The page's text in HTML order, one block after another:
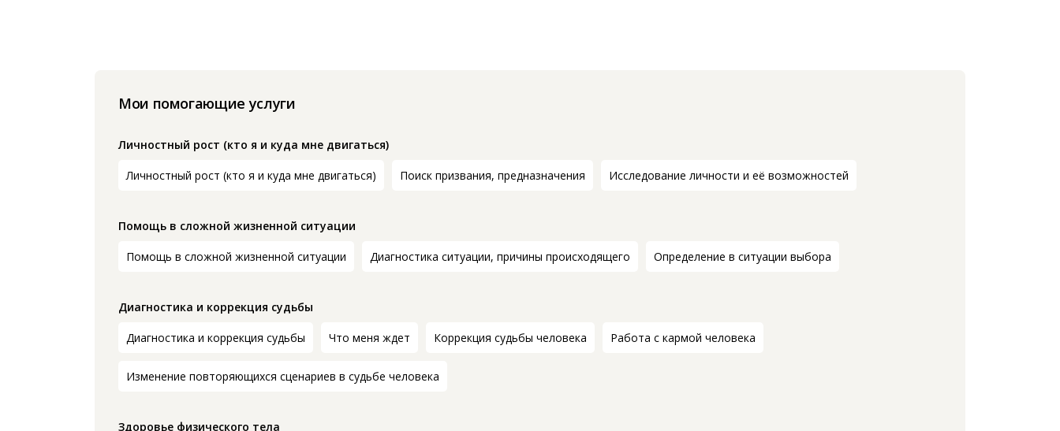
Мои помогающие услуги
Личностный рост (кто я и куда мне двигаться)
Личностный рост (кто я и куда мне двигаться) Поиск призвания, предназначения Исследование личности и её возможностей
Помощь в сложной жизненной ситуации
Помощь в сложной жизненной ситуации Диагностика ситуации, причины происходящего Определение в ситуации выбора
Диагностика и коррекция судьбы
Диагностика и коррекция судьбы Что меня ждет Коррекция судьбы человека Работа с кармой человека
Изменение повторяющихся сценариев в судьбе человека
Здоровье физического тела